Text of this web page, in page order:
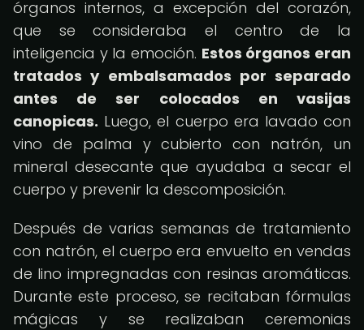
órganos internos, a excepción del corazón,
que se consideraba el centro de la
inteligencia y la emoción. Estos órganos eran
tratados y embalsamados por separado
antes de ser colocados en vasijas
canopicas. Luego, el cuerpo era lavado con
vino de palma y cubierto con natrón, un
mineral desecante que ayudaba a secar el
cuerpo y prevenir la descomposición.
Después de varias semanas de tratamiento
con natrón, el cuerpo era envuelto en vendas
de lino impregnadas con resinas aromáticas.
Durante este proceso, se recitaban fórmulas
mágicas y se realizaban ceremonias